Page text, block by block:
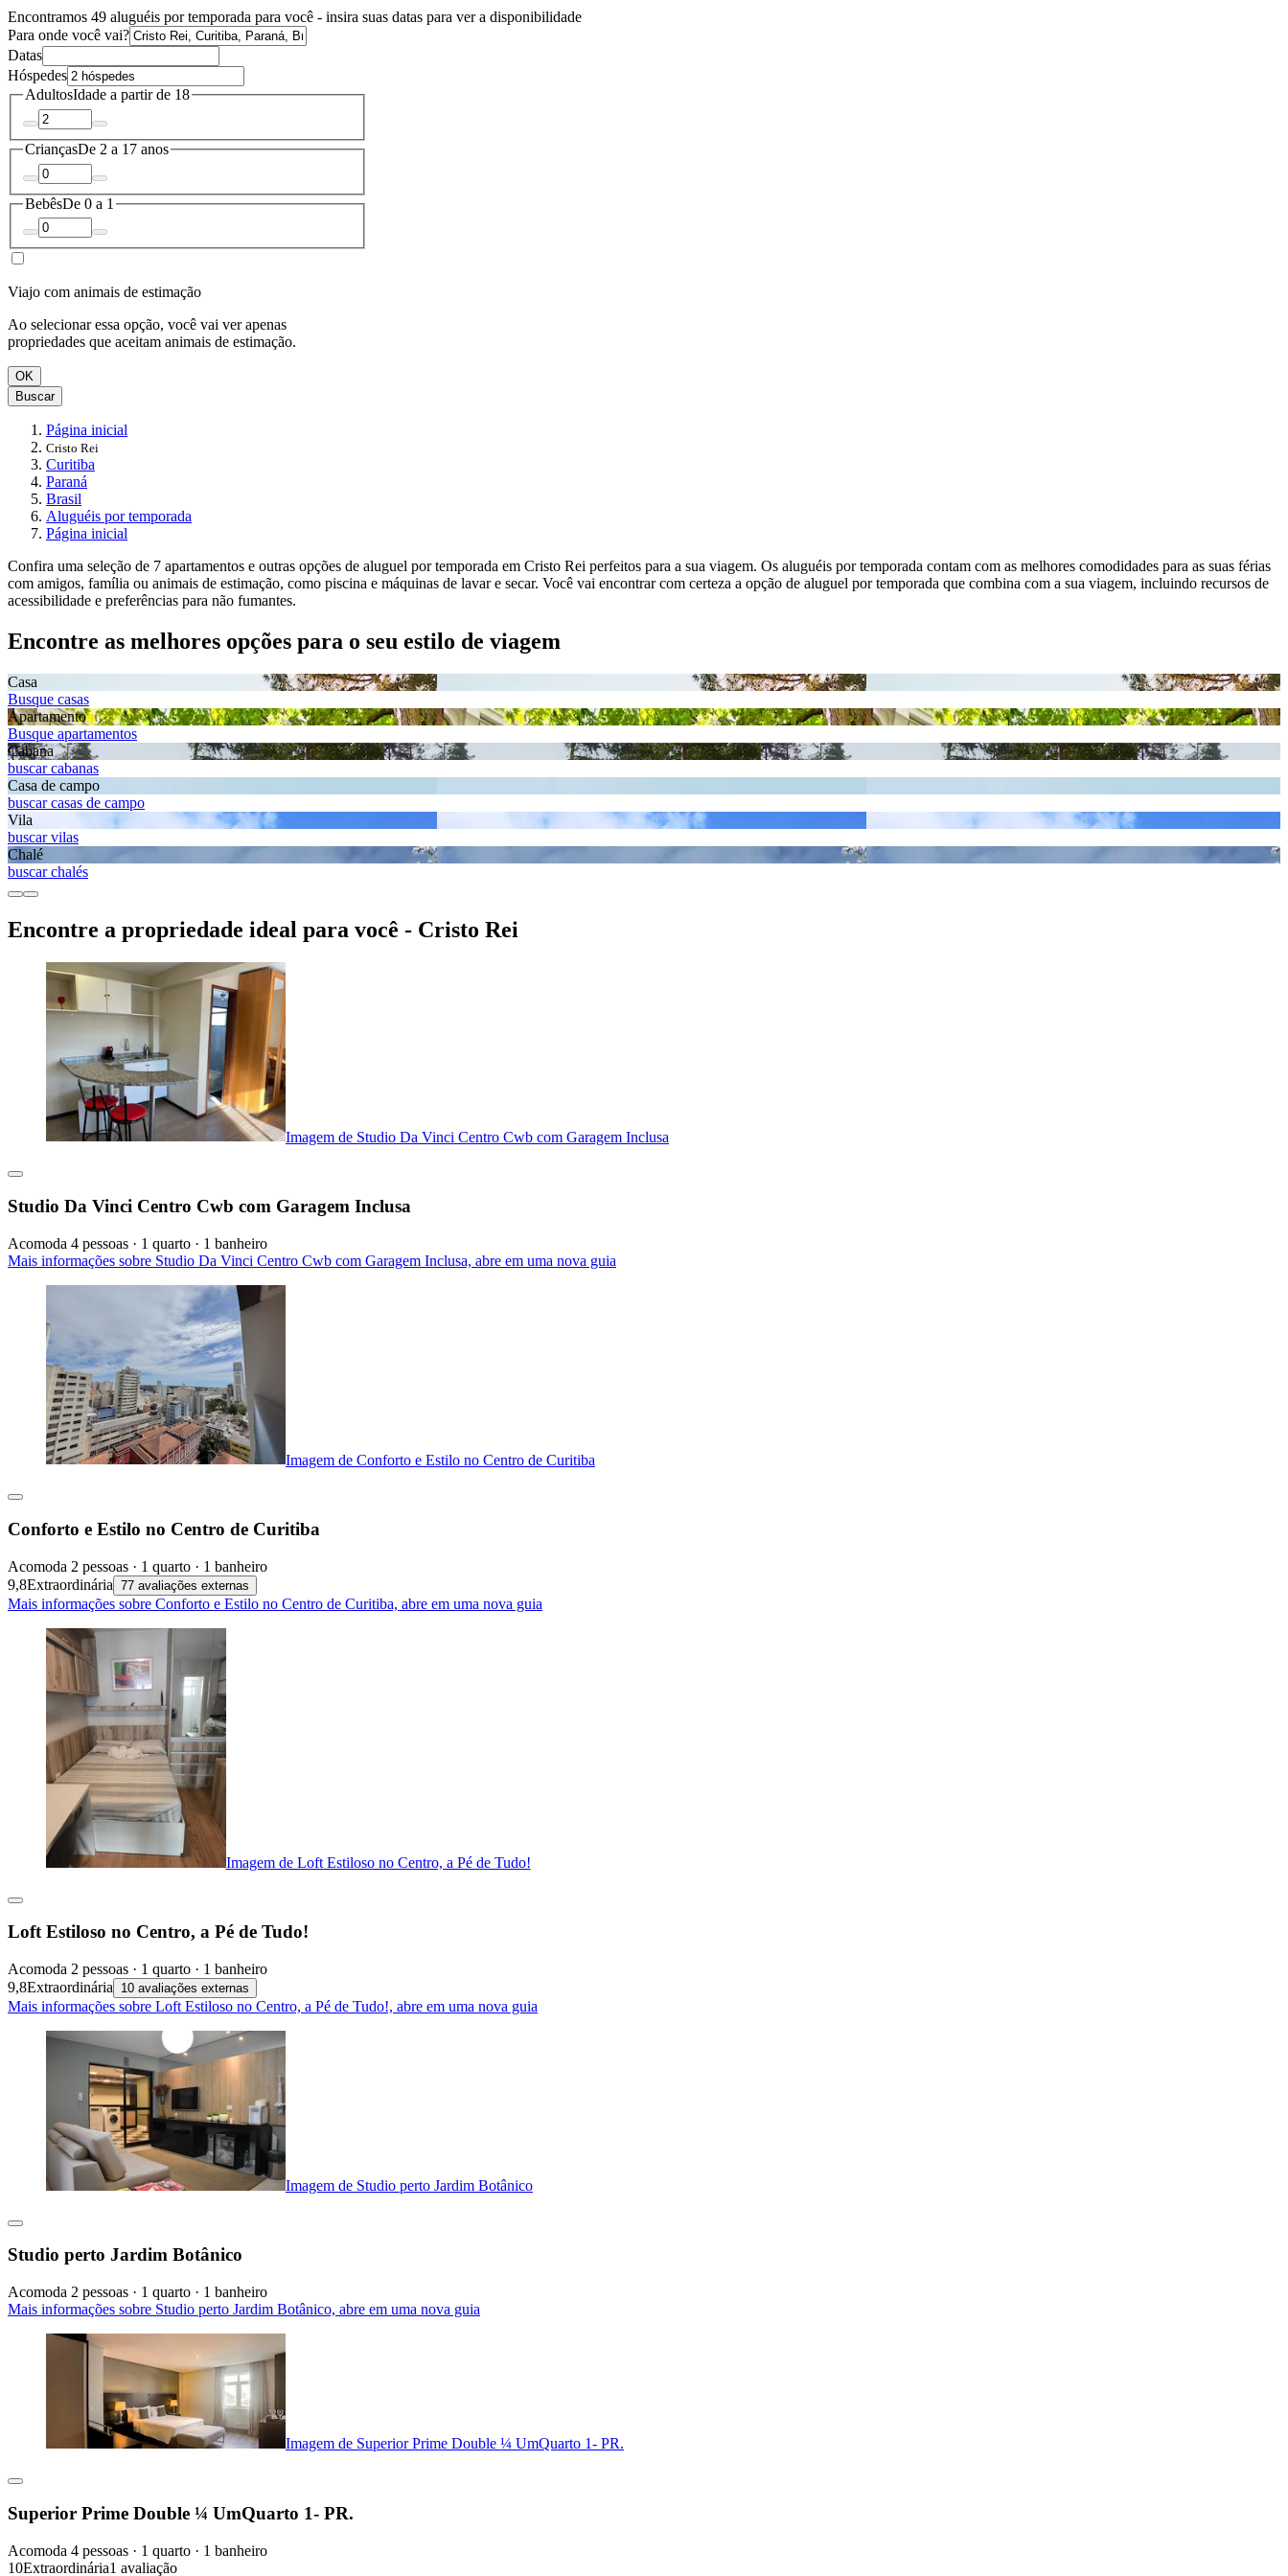
Encontramos 49 aluguéis por temporada para você - insira suas datas para ver a disponibilidade
Para onde você vai?
Datas
Hóspedes
AdultosIdade a partir de 18
CriançasDe 2 a 17 anos
BebêsDe 0 a 1
Viajo com animais de estimação
Ao selecionar essa opção, você vai ver apenas
propriedades que aceitam animais de estimação.
OK
Buscar
Página inicial
Cristo Rei
Curitiba
Paraná
Brasil
Aluguéis por temporada
Página inicial
Confira uma seleção de 7 apartamentos e outras opções de aluguel por temporada em Cristo Rei perfeitos para a sua viagem. Os aluguéis por temporada contam com as melhores comodidades para as suas férias
com amigos, família ou animais de estimação, como piscina e máquinas de lavar e secar. Você vai encontrar com certeza a opção de aluguel por temporada que combina com a sua viagem, incluindo recursos de
acessibilidade e preferências para não fumantes.
Encontre as melhores opções para o seu estilo de viagem
Casa
Busque casas
Apartamento
Busque apartamentos
Cabana
buscar cabanas
Casa de campo
buscar casas de campo
Vila
buscar vilas
Chalé
buscar chalés
Encontre a propriedade ideal para você - Cristo Rei
Imagem de Studio Da Vinci Centro Cwb com Garagem Inclusa
Studio Da Vinci Centro Cwb com Garagem Inclusa
Acomoda 4 pessoas · 1 quarto · 1 banheiro
Mais informações sobre Studio Da Vinci Centro Cwb com Garagem Inclusa, abre em uma nova guia
Imagem de Conforto e Estilo no Centro de Curitiba
Conforto e Estilo no Centro de Curitiba
Acomoda 2 pessoas · 1 quarto · 1 banheiro
9,8Extraordinária 77 avaliações externas
Mais informações sobre Conforto e Estilo no Centro de Curitiba, abre em uma nova guia
Imagem de Loft Estiloso no Centro, a Pé de Tudo!
Loft Estiloso no Centro, a Pé de Tudo!
Acomoda 2 pessoas · 1 quarto · 1 banheiro
9,8Extraordinária 10 avaliações externas
Mais informações sobre Loft Estiloso no Centro, a Pé de Tudo!, abre em uma nova guia
Imagem de Studio perto Jardim Botânico
Studio perto Jardim Botânico
Acomoda 2 pessoas · 1 quarto · 1 banheiro
Mais informações sobre Studio perto Jardim Botânico, abre em uma nova guia
Imagem de Superior Prime Double ¼ UmQuarto 1- PR.
Superior Prime Double ¼ UmQuarto 1- PR.
Acomoda 4 pessoas · 1 quarto · 1 banheiro
10Extraordinária1 avaliação